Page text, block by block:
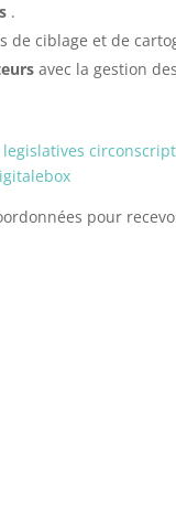
.
de ciblage et de
avec la gestion
pour